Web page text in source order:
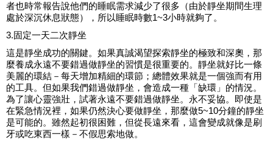
者也時常報告說他們的睡眠需求減少了很多（由於靜坐期間生理
處於深沉休息狀態），所以睡眠時數1~3小時就夠了。
3.固定一天二次靜坐
這是靜坐成功的關鍵。如果真誠渴望探索靜坐的極致和深奧，那
麼養成永遠不要錯過做靜坐的習慣是很重要的。靜坐就好比一條
美麗的環結－每天增加精細的環節；總體效果就是一個強而有用
的工具。但如果我們錯過做靜坐，會造成一種「缺環」的情況。
為了讓心靈強壯，試著永遠不要錯過做靜坐。永不妥協。即使是
在緊急情況裡，如果仍然決心要做靜坐，那麼做5~10分鐘的靜坐
是可能的。雖然起初很困難，但從長遠來看，這會變成就像是刷
牙或吃東西一樣－不假思索地做。